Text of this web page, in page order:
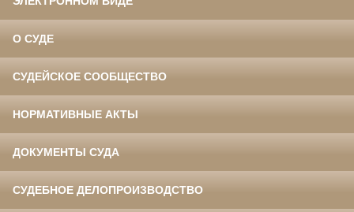
О СУДЕ
СУДЕЙСКОЕ СООБЩЕСТВО
НОРМАТИВНЫЕ АКТЫ
ДОКУМЕНТЫ СУДА
СУДЕБНОЕ ДЕЛОПРОИЗВОДСТВО